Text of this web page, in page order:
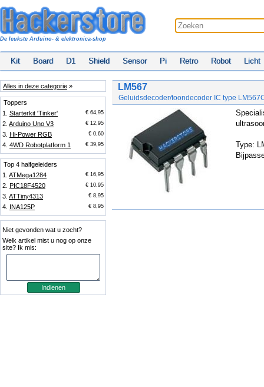
De leukste Arduino- & elektronica-shop
Kit Board D1 Shield Sensor Pi Retro Robot Licht
Alles in deze categorie »
Toppers
1. Starterkit 'Tinker' € 64,95
2. Arduino Uno V3 € 12,95
3. Hi-Power RGB € 0,60
4. 4WD Robotplatform 1 € 39,95
Top 4 halfgeleiders
1. ATMega1284 € 16,95
2. PIC18F4520 € 10,95
3. ATTiny4313 € 8,95
4. INA125P € 8,95
Niet gevonden wat u zocht?
Welk artikel mist u nog op onze
site? Ik mis:
LM567
Geluidsdecoder/toondecoder IC type
Type: